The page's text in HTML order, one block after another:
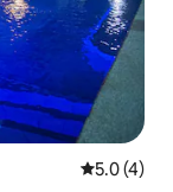
5.0 (4)